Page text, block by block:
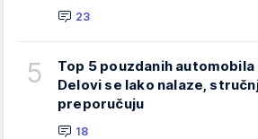
23
5
Top 5 pouzdanih
Delovi se lako nalaze,
preporučuju
18